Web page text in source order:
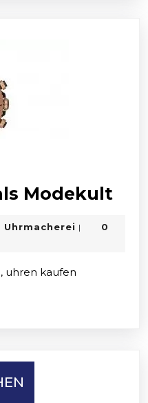
Modekult
Uhrmacherei Uhrmacherei
|
0
uhren kaufen